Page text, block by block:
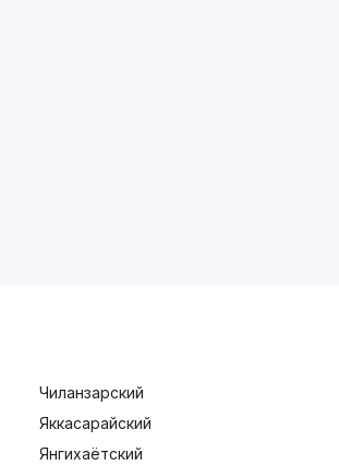
Чиланзарский
Яккасарайский
Янгихаётский